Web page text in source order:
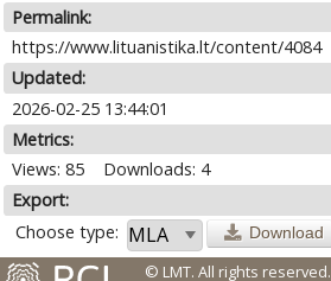
Permalink:
https://www.lituanistika.lt/content/4084
Updated:
2026-02-25 13:44:01
Metrics:
Views: 85
Downloads: 4
Export:
Choose type:
Download
© LMT. All rights reserved.